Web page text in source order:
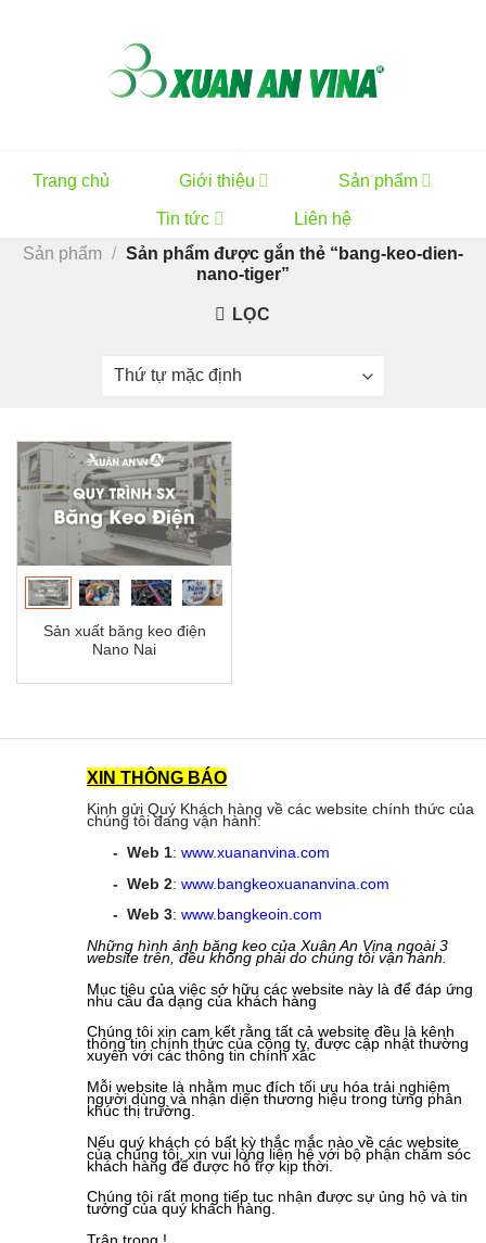
Trang chủ Giới thiệu Sản phẩm
Tin tức
Liên hệ
Sản phẩm / Sản phẩm được gắn thẻ “bang-keo-dien-
nano-tiger”
LỌC
Sản xuất băng keo điện
Nano Nai
XIN THÔNG BÁO
Kinh gửi Quý Khách hàng về các website chính thức của
chúng tôi đang vận hành:
- Web 1: www.xuananvina.com
- Web 2: www.bangkeoxuananvina.com
- Web 3: www.bangkeoin.com
Những hình ảnh băng keo của Xuân An Vina ngoài 3
website trên, đều không phải do chúng tôi vận hành.
Mục tiêu của việc sở hữu các website này là để đáp ứng
nhu cầu đa dạng của khách hàng
Chúng tôi xin cam kết rằng tất cả website đều là kênh
thông tin chính thức của công ty, được cập nhật thường
xuyên với các thông tin chính xác
Mỗi website là nhằm mục đích tối ưu hóa trải nghiệm
người dùng và nhận diện thương hiệu trong từng phân
khúc thị trường.
Nếu quý khách có bất kỳ thắc mắc nào về các website
của chúng tôi, xin vui lòng liên hệ với bộ phận chăm sóc
khách hàng để được hỗ trợ kịp thời.
Chúng tôi rất mong tiếp tục nhận được sự ủng hộ và tin
tưởng của quý khách hàng.